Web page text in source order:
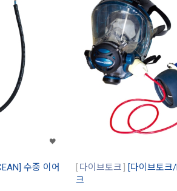
수중 이어
다이브토크
[다이브토크
크